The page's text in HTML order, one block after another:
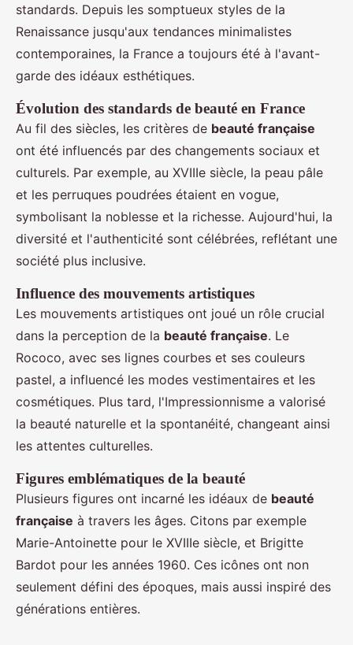
standards. Depuis les somptueux styles de la
Renaissance jusqu'aux tendances minimalistes
contemporaines, la France a toujours été à l'avant-
garde des idéaux esthétiques.
Évolution des standards de beauté en France
Au fil des siècles, les critères de beauté française
ont été influencés par des changements sociaux et
culturels. Par exemple, au XVIIIe siècle, la peau pâle
et les perruques poudrées étaient en vogue,
symbolisant la noblesse et la richesse. Aujourd'hui, la
diversité et l'authenticité sont célébrées, reflétant une
société plus inclusive.
Influence des mouvements artistiques
Les mouvements artistiques ont joué un rôle crucial
dans la perception de la beauté française. Le
Rococo, avec ses lignes courbes et ses couleurs
pastel, a influencé les modes vestimentaires et les
cosmétiques. Plus tard, l'Impressionnisme a valorisé
la beauté naturelle et la spontanéité, changeant ainsi
les attentes culturelles.
Figures emblématiques de la beauté
Plusieurs figures ont incarné les idéaux de beauté
française à travers les âges. Citons par exemple
Marie-Antoinette pour le XVIIIe siècle, et Brigitte
Bardot pour les années 1960. Ces icônes ont non
seulement défini des époques, mais aussi inspiré des
générations entières.